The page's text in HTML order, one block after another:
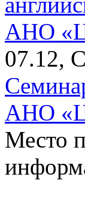
07.12,
АНО
Место